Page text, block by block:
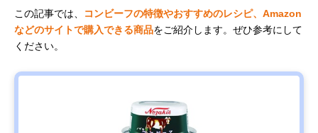
この記事では、
コンビーフの特徴やおすすめのレシピ、Amazon
などのサイトで購入できる商品をご紹介します。ぜひ参考にして
ください。